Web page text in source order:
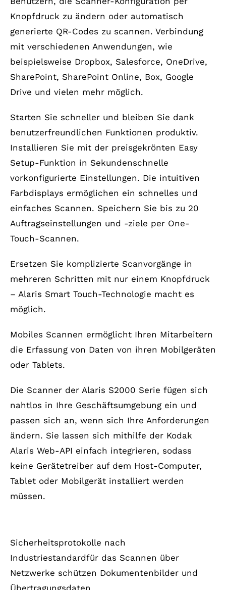
Knopfdruck zu ändern oder automatisch
generierte QR-Codes zu scannen. Verbindung
mit verschiedenen Anwendungen, wie
beispielsweise Dropbox, Salesforce, OneDrive,
SharePoint, SharePoint Online, Box, Google
Drive und vielen mehr möglich.
Starten Sie schneller und bleiben Sie dank
benutzerfreundlichen Funktionen produktiv.
Installieren Sie mit der preisgekrönten Easy
Setup-Funktion in Sekundenschnelle
vorkonfigurierte Einstellungen. Die intuitiven
Farbdisplays ermöglichen ein schnelles und
einfaches Scannen. Speichern Sie bis zu 20
Auftragseinstellungen und -ziele per One-
Touch-Scannen.
Ersetzen Sie komplizierte Scanvorgänge in
mehreren Schritten mit nur einem Knopfdruck
– Alaris Smart Touch-Technologie macht es
möglich.
Mobiles Scannen ermöglicht Ihren Mitarbeitern
die Erfassung von Daten von ihren Mobilgeräten
oder Tablets.
Die Scanner der Alaris S2000 Serie fügen sich
nahtlos in Ihre Geschäftsumgebung ein und
passen sich an, wenn sich Ihre Anforderungen
ändern. Sie lassen sich mithilfe der Kodak
Alaris Web-API einfach integrieren, sodass
keine Gerätetreiber auf dem Host-Computer,
Tablet oder Mobilgerät installiert werden
müssen.
Sicherheitsprotokolle nach
Industriestandardfür das Scannen über
Netzwerke schützen Dokumentenbilder und